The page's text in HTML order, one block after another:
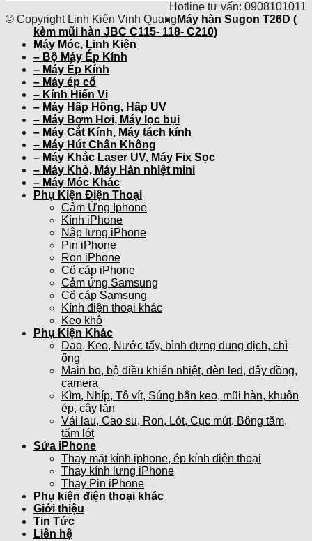
Hotline tư vấn: 0908101011
© Copyright Linh Kiện Vinh Quang Máy hàn Sugon T26D (
kèm mũi hàn JBC C115- 118- C210)
Máy Móc, Linh Kiện
– Bộ Máy Ép Kính
– Máy Ép Kính
– Máy ép cổ
– Kính Hiển Vi
– Máy Hấp Hồng, Hấp UV
– Máy Bơm Hơi, Máy lọc bụi
– Máy Cắt Kính, Máy tách kính
– Máy Hút Chân Không
– Máy Khắc Laser UV, Máy Fix Sọc
– Máy Khò, Máy Hàn nhiệt mini
– Máy Móc Khác
Phụ Kiện Điện Thoại
Cảm Ứng Iphone
Kính iPhone
Nắp lưng iPhone
Pin iPhone
Ron iPhone
Cổ cáp iPhone
Cảm ứng Samsung
Cổ cáp Samsung
Kính điện thoại khác
Keo khô
Phụ Kiện Khác
Dao, Keo, Nước tẩy, bình đựng dung dịch, chì
ống
Main bo, bộ điều khiển nhiệt, đèn led, dây đồng,
camera
Kìm, Nhíp, Tô vít, Súng bắn keo, mũi hàn, khuôn
ép, cây lăn
Vải lau, Cao su, Ron, Lót, Cục mút, Bông tăm,
tấm lót
Sửa iPhone
Thay mặt kính iphone, ép kính điện thoại
Thay kính lưng iPhone
Thay Pin iPhone
Phụ kiện điện thoại khác
Giới thiệu
Tin Tức
Liên hệ